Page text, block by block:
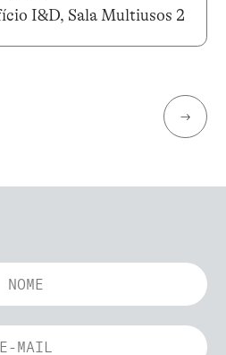
I&D, Sala Multiusos 2
→